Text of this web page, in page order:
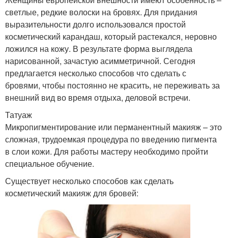
светлые, редкие волоски на бровях. Для придания
выразительности долго использовался простой
косметический карандаш, который растекался, неровно
ложился на кожу. В результате форма выглядела
нарисованной, зачастую асимметричной. Сегодня
предлагается несколько способов что сделать с
бровями, чтобы постоянно не красить, не переживать за
внешний вид во время отдыха, деловой встречи.
Татуаж
Микропигментирование или перманентный макияж – это
сложная, трудоемкая процедура по введению пигмента
в слои кожи. Для работы мастеру необходимо пройти
специальное обучение.
Существует несколько способов как сделать
косметический макияж для бровей: